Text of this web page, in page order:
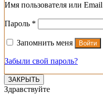
Имя пользователя или Email
Пароль *
Запомнить меня Войти
Забыли свой пароль?
ЗАКРЫТЬ
Здравствуйте